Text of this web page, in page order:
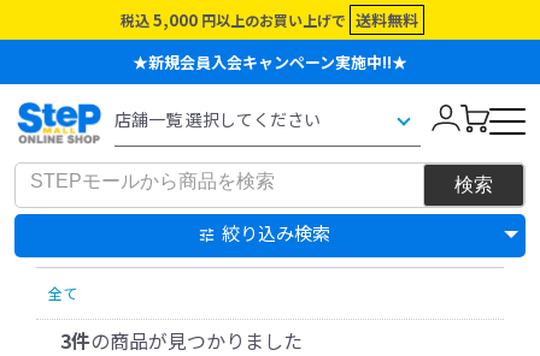
税込 5,000 円以上のお買い上げで 送料無料
★新規会員入会キャンペーン実施中!!★
絞り込み検索
全て
3件の商品が見つかりました